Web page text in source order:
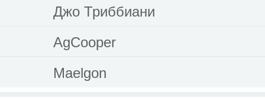
Джо Триббиани
AgCooper
Maelgon